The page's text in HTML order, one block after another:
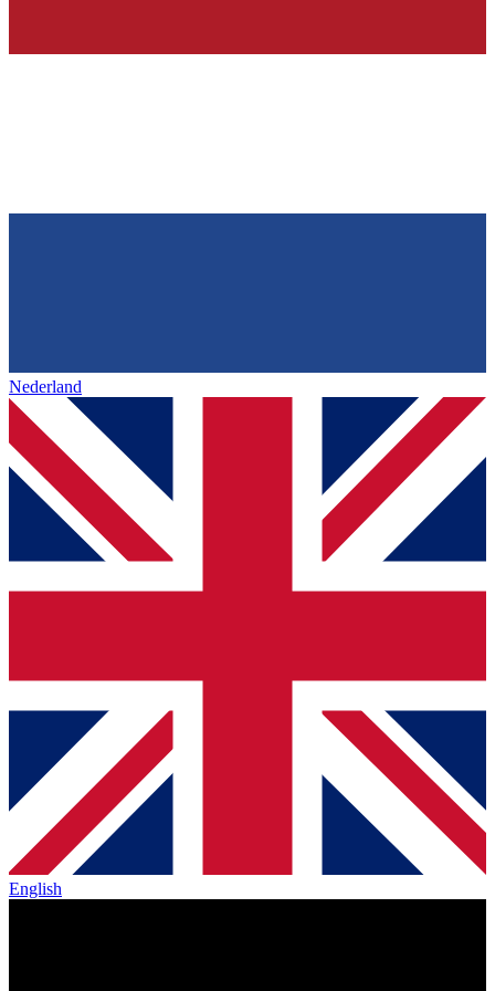
Nederland
English